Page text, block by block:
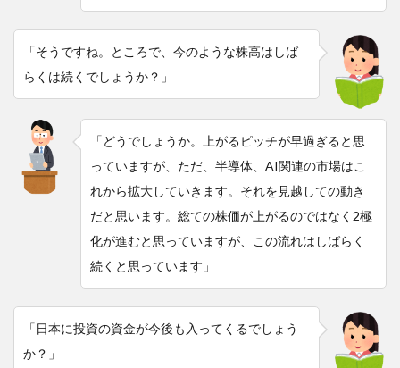
「そうですね。ところで、今のような株高はしば
らくは続くでしょうか？」
「どうでしょうか。上がるピッチが早過ぎると思
っていますが、ただ、半導体、AI関連の市場はこ
れから拡大していきます。それを見越しての動き
だと思います。総ての株価が上がるのではなく2極
化が進むと思っていますが、この流れはしばらく
続くと思っています」
「日本に投資の資金が今後も入ってくるでしょう
か？」